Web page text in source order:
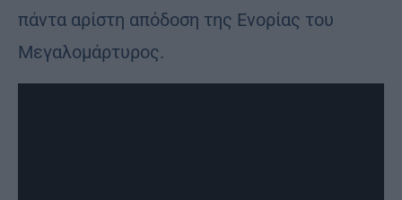
πάντα αρίστη απόδοση της Ενορίας του
Μεγαλομάρτυρος.